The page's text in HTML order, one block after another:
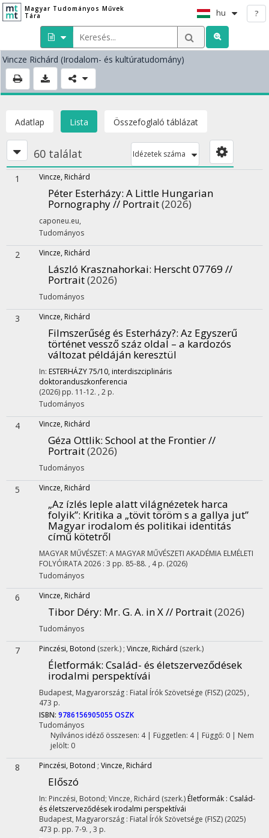
Magyar Tudományos Művek
Tára
hu ?
Vincze Richárd (Irodalom- és kultúratudomány)
Adatlap Lista Összefoglaló táblázat
60 találat Idézetek száma
1 Vincze, Richárd
Péter Esterházy: A Little Hungarian
Pornography // Portrait(2026)
caponeu.eu,
Tudományos
2 Vincze, Richárd
László Krasznahorkai: Herscht 07769 //
Portrait(2026)
Tudományos
3 Vincze, Richárd
Filmszerűség és Esterházy?: Az Egyszerű
történet vessző száz oldal – a kardozós
változat példáján keresztül
In: ESTERHÁZY 75/10, interdiszciplináris
doktoranduszkonferencia
(2026) pp. 11-12. , 2 p.
Tudományos
4 Vincze, Richárd
Géza Ottlik: School at the Frontier //
Portrait(2026)
Tudományos
5 Vincze, Richárd
„Az ízlés leple alatt világnézetek harca
folyik”: Kritika a „tövit töröm s a gallya jut”
Magyar irodalom és politikai identitás
című kötetről
MAGYAR MŰVÉSZET: A MAGYAR MŰVÉSZETI AKADÉMIA ELMÉLETI
FOLYÓIRATA2026 : 3 pp. 85-88. , 4 p. (2026)
Tudományos
6 Vincze, Richárd
Tibor Déry: Mr. G. A. in X // Portrait(2026)
Tudományos
7 Pinczési, Botond (szerk.) ; Vincze, Richárd (szerk.)
Életformák: Család- és életszerveződések
irodalmi perspektívái
Budapest, Magyarország : Fiatal Írók Szövetsége (FISZ) (2025) ,
473 p.
ISBN: 9786156905055 OSZK
Tudományos
Nyilvános idéző összesen: 4| Független: 4 | Függő: 0 | Nem
jelölt: 0
8 Pinczési, Botond ; Vincze, Richárd
Előszó
In: Pinczési, Botond; Vincze, Richárd (szerk.) Életformák : Család-
és életszerveződések irodalmi perspektívái
Budapest, Magyarország : Fiatal Írók Szövetsége (FISZ) (2025)
473 p. pp. 7-9. , 3 p.